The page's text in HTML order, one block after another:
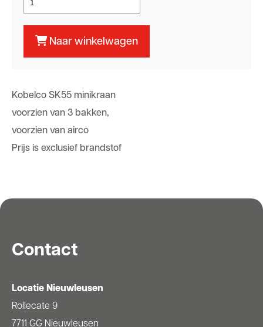
Naar winkelwagen
Kobelco SK55 minikraan
voorzien van 3 bakken,
voorzien van airco
Prijs is exclusief brandstof
Contact
Locatie Nieuwleusen
Rollecate 9
7711 GG Nieuwleusen